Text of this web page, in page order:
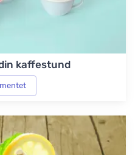
kaffestund